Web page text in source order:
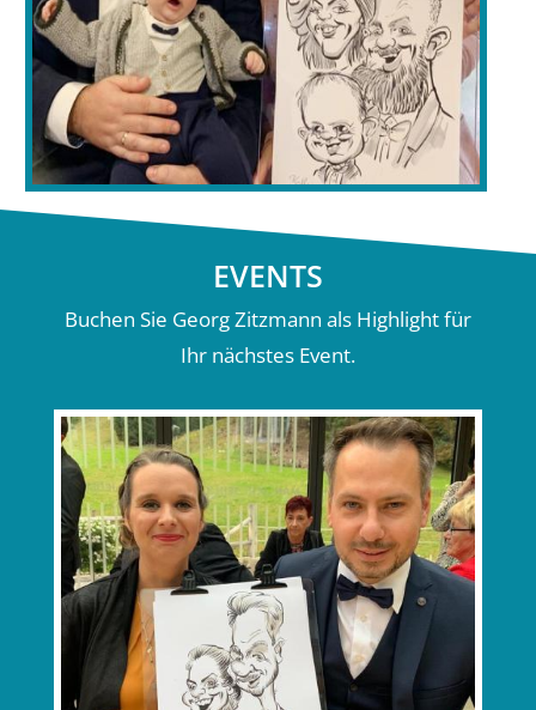
EVENTS
Buchen Sie Georg Zitzmann als Highlight für
Ihr nächstes Event.